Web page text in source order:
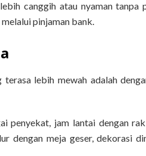
canggih atau nyaman tanpa
pinjaman bank.
lebih mewah adalah
penyekat, jam lantai dengan
dengan meja geser, dekorasi